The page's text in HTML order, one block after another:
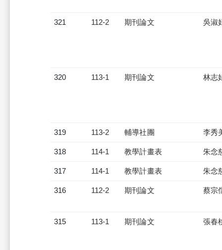
321 112-2 期刊論文 吳淑
320 113-1 期刊論文 林志
319 113-2 輔導社團 李秀
318 114-1 教學計畫表 朱念
317 114-1 教學計畫表 朱念
316 112-2 期刊論文 蔡宗
315 113-1 期刊論文 張春